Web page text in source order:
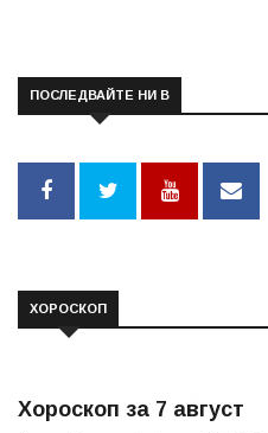
ПОСЛЕДВАЙТЕ НИ В
ХОРОСКОП
Хороскоп за 7 август